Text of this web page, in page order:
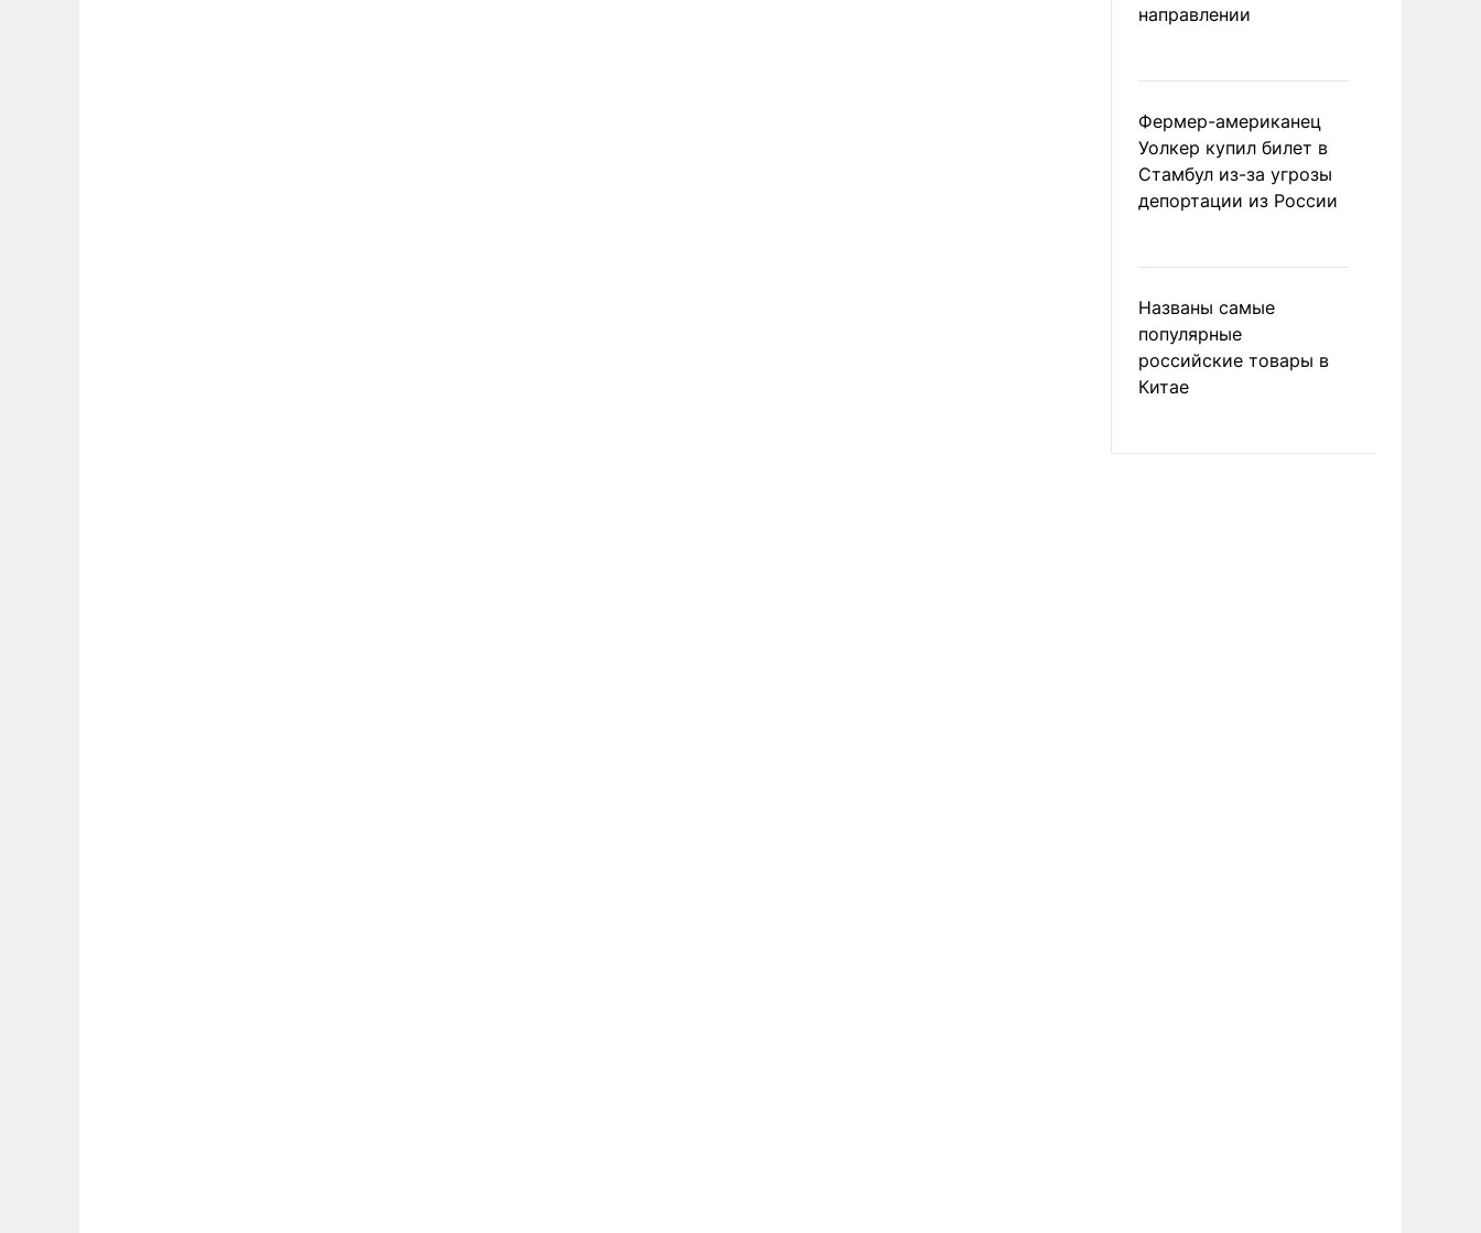
направлении
Фермер-американец
Уолкер купил билет в
Стамбул из-за угрозы
депортации из России
Названы самые
популярные
российские товары в
Китае